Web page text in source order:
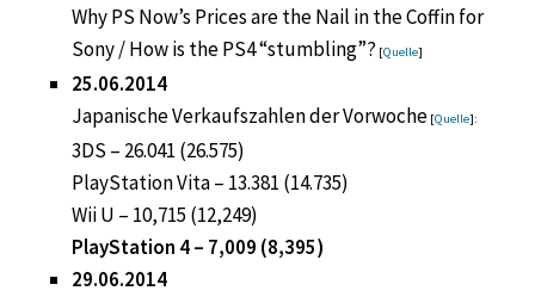
Why PS Now’s Prices are the Nail in the Coffin for
Sony / How is the PS4 “stumbling”? [Quelle]
25.06.2014
Japanische Verkaufszahlen der Vorwoche [Quelle]:
3DS – 26.041 (26.575)
PlayStation Vita – 13.381 (14.735)
Wii U – 10,715 (12,249)
PlayStation 4 – 7,009 (8,395)
29.06.2014